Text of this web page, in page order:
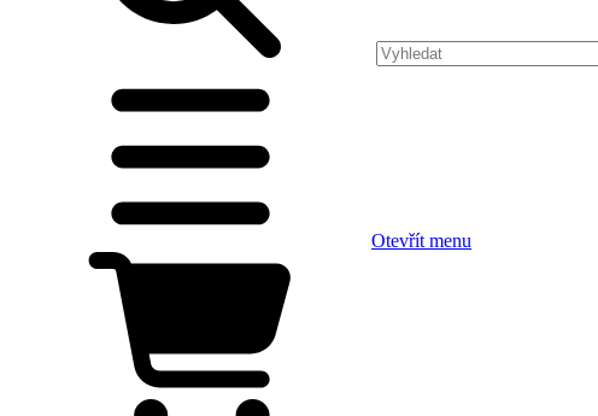
Otevřít menu